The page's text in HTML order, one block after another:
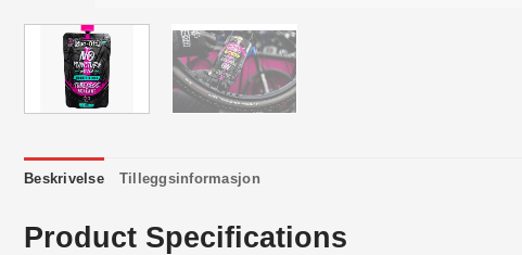
Beskrivelse Tilleggsinformasjon
Product Specifications